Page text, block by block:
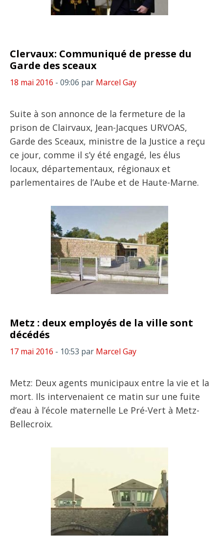
Clervaux: Communiqué de presse du
Garde des sceaux
18 mai 2016 - 09:06 par Marcel Gay
Suite à son annonce de la fermeture de la
prison de Clairvaux, Jean-Jacques URVOAS,
Garde des Sceaux, ministre de la Justice a reçu
ce jour, comme il s’y été engagé, les élus
locaux, départementaux, régionaux et
parlementaires de l’Aube et de Haute-Marne.
Metz : deux employés de la ville sont
décédés
17 mai 2016 - 10:53 par Marcel Gay
Metz: Deux agents municipaux entre la vie et la
mort. Ils intervenaient ce matin sur une fuite
d’eau à l’école maternelle Le Pré-Vert à Metz-
Bellecroix.